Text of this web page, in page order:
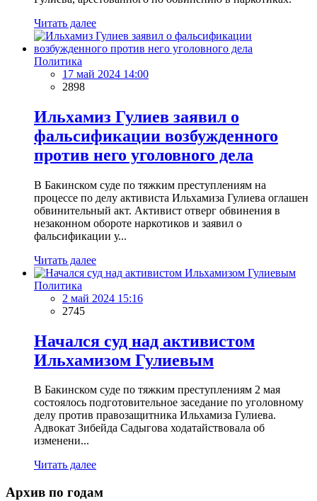
Читать далее
Политика
17 май 2024 14:00
2898
Ильхамиз Гулиев заявил о
фальсификации возбужденного
против него уголовного дела
В Бакинском суде по тяжким преступлениям на
процессе по делу активиста Ильхамиза Гулиева оглашен
обвинительный акт. Активист отверг обвинения в
незаконном обороте наркотиков и заявил о
фальсификации у...
Читать далее
Политика
2 май 2024 15:16
2745
Начался суд над активистом
Ильхамизом Гулиевым
В Бакинском суде по тяжким преступлениям 2 мая
состоялось подготовительное заседание по уголовному
делу против правозащитника Ильхамиза Гулиева.
Адвокат Зибейда Садыгова ходатайствовала об
изменени...
Читать далее
Архив по годам